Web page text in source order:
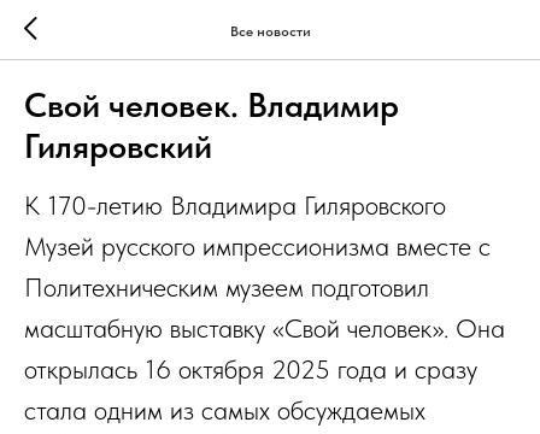
Все новости
Свой человек. Владимир
Гиляровский
К 170-летию Владимира Гиляровского
Музей русского импрессионизма вместе с
Политехническим музеем подготовил
масштабную выставку «Свой человек». Она
открылась 16 октября 2025 года и сразу
стала одним из самых обсуждаемых